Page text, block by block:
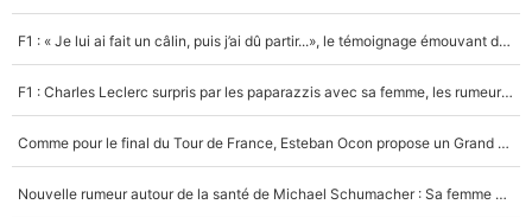
F1 : « Je lui ai fait un câlin, puis j’ai dû partir...», le témoignage émouvant de Max Verstappen sur sa fille
F1 : Charles Leclerc surpris par les paparazzis avec sa femme, les rumeurs étaient vraies !
Comme pour le final du Tour de France, Esteban Ocon propose un Grand Prix de Formule 1 à Paris : «Autour de l’Arc de Triomphe, ce serait génial» !
Nouvelle rumeur autour de la santé de Michael Schumacher : Sa femme Corinna sort du silence